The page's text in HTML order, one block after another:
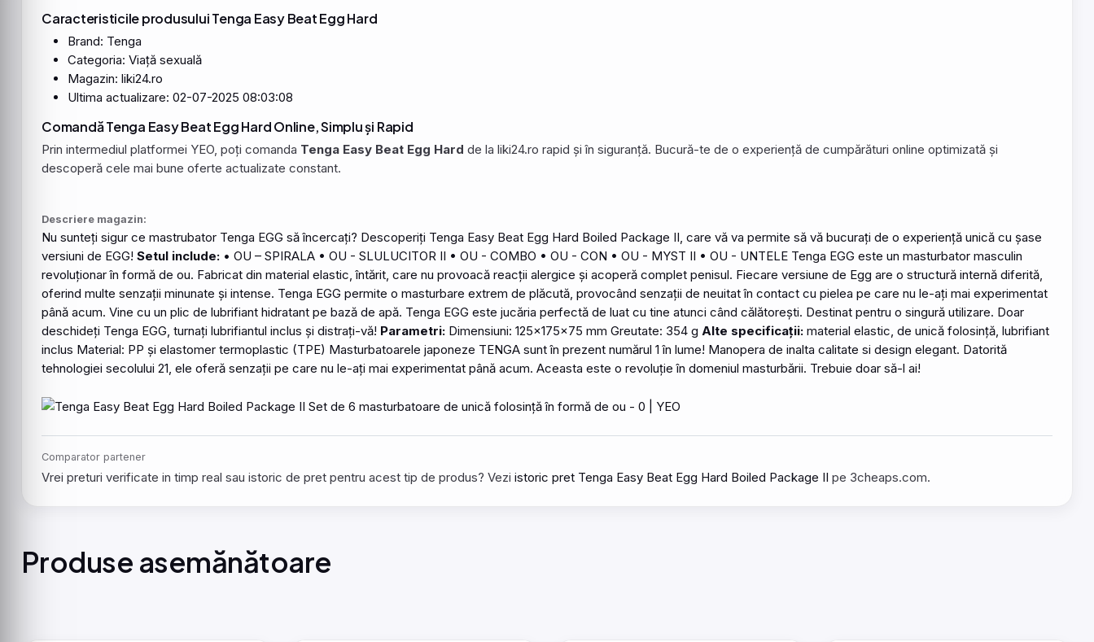
Caracteristicile produsului Tenga Easy Beat Egg Hard
Brand: Tenga
Categoria: Viață sexuală
Magazin: liki24.ro
Ultima actualizare: 02-07-2025 08:03:08
Comandă Tenga Easy Beat Egg Hard Online, Simplu și Rapid
Prin intermediul platformei YEO, poți comanda Tenga Easy Beat Egg Hard de la liki24.ro rapid și în siguranță. Bucură-te de o experiență de cumpărături online optimizată și
descoperă cele mai bune oferte actualizate constant.
Descriere magazin:
Nu sunteți sigur ce mastrubator Tenga EGG să încercați? Descoperiți Tenga Easy Beat Egg Hard Boiled Package II, care vă va permite să vă bucurați de o experiență unică cu șase
versiuni de EGG! Setul include: • OU – SPIRALA • OU - SLULUCITOR II • OU - COMBO • OU - CON • OU - MYST II • OU - UNTELE Tenga EGG este un masturbator masculin
revoluționar în formă de ou. Fabricat din material elastic, întărit, care nu provoacă reacții alergice și acoperă complet penisul. Fiecare versiune de Egg are o structură internă diferită,
oferind multe senzații minunate și intense. Tenga EGG permite o masturbare extrem de plăcută, provocând senzații de neuitat în contact cu pielea pe care nu le-ați mai experimentat
până acum. Vine cu un plic de lubrifiant hidratant pe bază de apă. Tenga EGG este jucăria perfectă de luat cu tine atunci când călătorești. Destinat pentru o singură utilizare. Doar
deschideți Tenga EGG, turnați lubrifiantul inclus și distrați-vă! Parametri: Dimensiuni: 125×175×75 mm Greutate: 354 g Alte specificații: material elastic, de unică folosință, lubrifiant
inclus Material: PP și elastomer termoplastic (TPE) Masturbatoarele japoneze TENGA sunt în prezent numărul 1 în lume! Manopera de inalta calitate si design elegant. Datorită
tehnologiei secolului 21, ele oferă senzații pe care nu le-ați mai experimentat până acum. Aceasta este o revoluție în domeniul masturbării. Trebuie doar să-l ai!
Comparator partener
Vrei preturi verificate in timp real sau istoric de pret pentru acest tip de produs? Vezi istoric pret Tenga Easy Beat Egg Hard Boiled Package II pe 3cheaps.com.
Produse asemănătoare